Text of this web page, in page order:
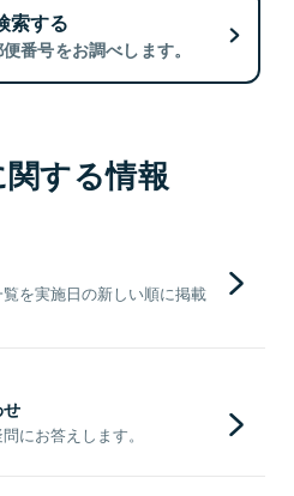
索する
番号をお調べします。
する情報
を実施日の新しい順に掲載
にお答えします。